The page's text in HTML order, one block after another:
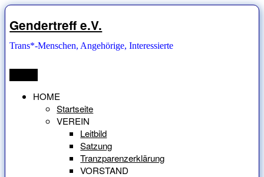
Zum
Inhalt
springen
Gendertreff e.V.
Trans*-Menschen, Angehörige, Interessierte
HOME
Startseite
VEREIN
Leitbild
Satzung
Tranzparenzerklärung
VORSTAND